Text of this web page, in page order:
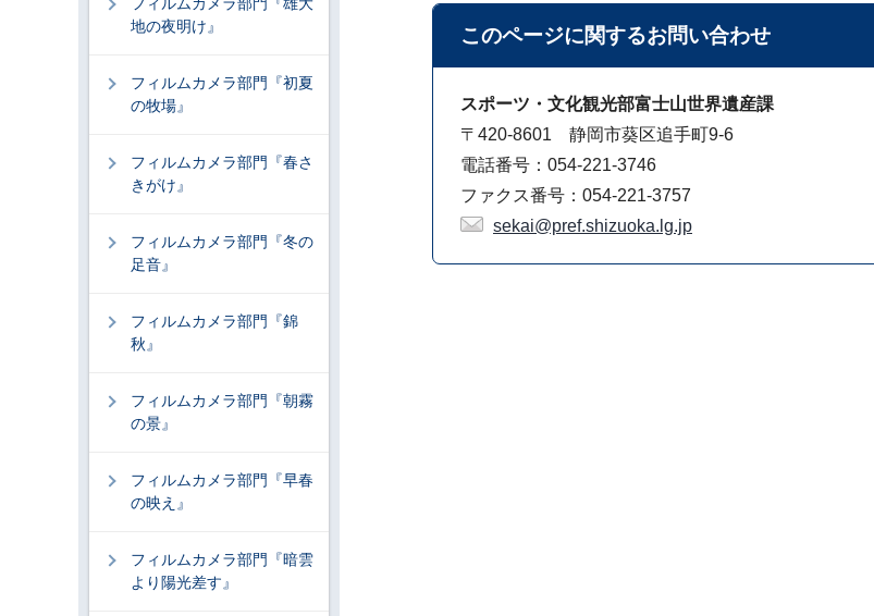
このページに関するお問い合わせ
スポーツ・文化観光部富士山世界遺産課
〒420-8601 静岡市葵区追手町9-6
電話番号：054-221-3746
ファクス番号：054-221-3757
sekai@pref.shizuoka.lg.jp
地の夜明け』
フィルムカメラ部門『初夏
の牧場』
フィルムカメラ部門『春さ
きがけ』
フィルムカメラ部門『冬の
足音』
フィルムカメラ部門『錦
秋』
フィルムカメラ部門『朝霧
の景』
フィルムカメラ部門『早春
の映え』
フィルムカメラ部門『暗雲
より陽光差す』